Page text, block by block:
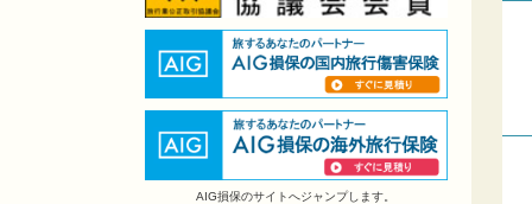
AIG損保のサイトへジャンプします。